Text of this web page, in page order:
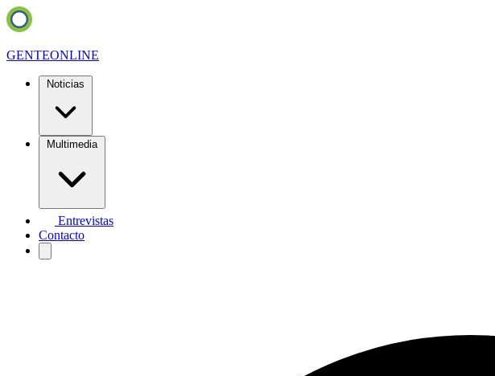
GENTEONLINE
Noticias
Multimedia
Entrevistas
Contacto